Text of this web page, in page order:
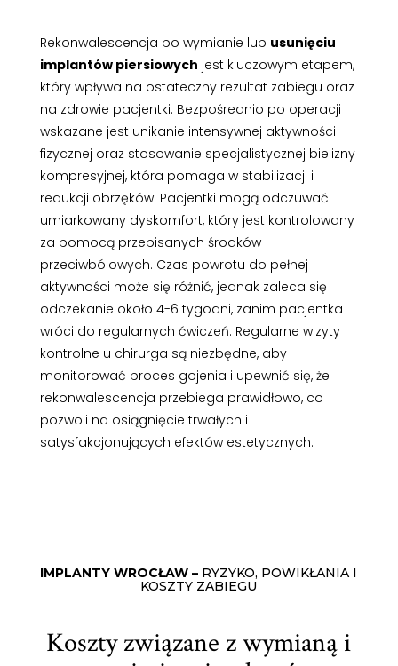
Rekonwalescencja po wymianie lub usunięciu
implantów piersiowych jest kluczowym etapem,
który wpływa na ostateczny rezultat zabiegu oraz
na zdrowie pacjentki. Bezpośrednio po operacji
wskazane jest unikanie intensywnej aktywności
fizycznej oraz stosowanie specjalistycznej bielizny
kompresyjnej, która pomaga w stabilizacji i
redukcji obrzęków. Pacjentki mogą odczuwać
umiarkowany dyskomfort, który jest kontrolowany
za pomocą przepisanych środków
przeciwbólowych. Czas powrotu do pełnej
aktywności może się różnić, jednak zaleca się
odczekanie około 4-6 tygodni, zanim pacjentka
wróci do regularnych ćwiczeń. Regularne wizyty
kontrolne u chirurga są niezbędne, aby
monitorować proces gojenia i upewnić się, że
rekonwalescencja przebiega prawidłowo, co
pozwoli na osiągnięcie trwałych i
satysfakcjonujących efektów estetycznych.
IMPLANTY WROCŁAW – RYZYKO, POWIKŁANIA I
KOSZTY ZABIEGU
Koszty związane z wymianą i